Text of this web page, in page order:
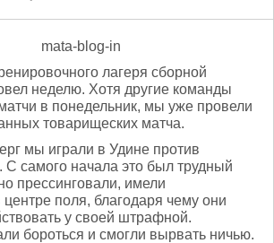
лагеря сборной
неделю. Хотя другие команды
в понедельник, мы уже провели
товарищеских матча.
мы играли в Удине против
С самого начала это был трудный
прессинговали, имели
поля, благодаря чему они
у своей штрафной.
бороться и смогли вырвать ничью.